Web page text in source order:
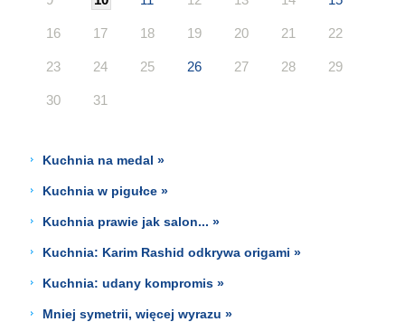
16 17 18 19 20 21 22
23 24 25 26 27 28 29
30 31
Kuchnia na medal »
Kuchnia w pigułce »
Kuchnia prawie jak salon... »
Kuchnia: Karim Rashid odkrywa origami »
Kuchnia: udany kompromis »
Mniej symetrii, więcej wyrazu »